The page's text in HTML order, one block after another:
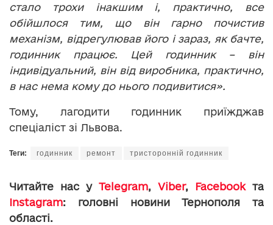
стало трохи інакшим і, практично, все
обійшлося тим, що він гарно почистив
механізм, відрегулював його і зараз, як бачте,
годинник працює. Цей годинник – він
індивідуальний, він від виробника, практично,
в нас нема кому до нього подивитися».
Тому, лагодити годинник приїжджав
спеціаліст зі Львова.
Теги: годинник ремонт тристоронній годинник
Читайте нас у Telegram, Viber, Facebookта
Instagram: головні новини Тернополя та
області.